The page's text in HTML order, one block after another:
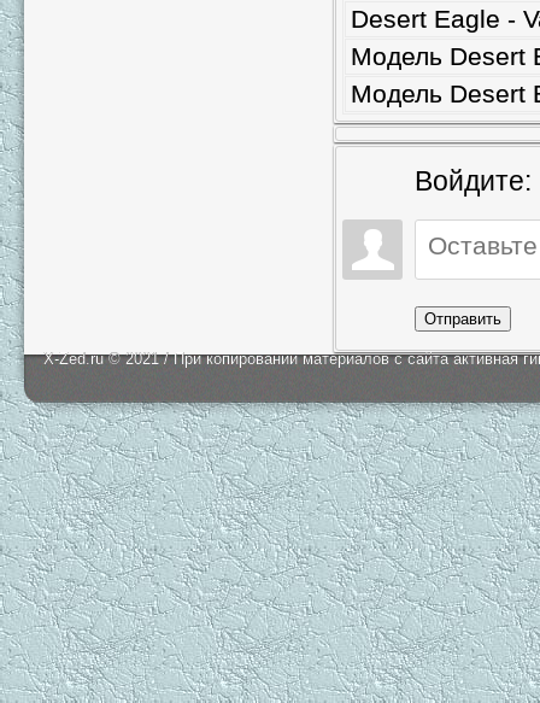
Desert Eagle -
Модель Desert
Модель Desert
Войдите:
Отправить
X-Zed.ru © 2021 / При копировании материалов с сайта активная